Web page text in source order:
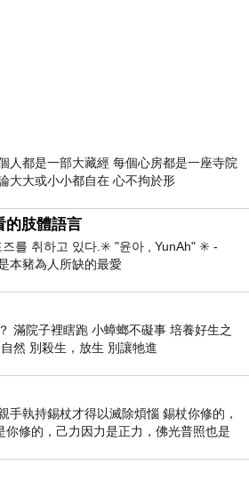
人都是一部大藏經 每個心房都是一座寺院
大大或小小都自在 心不拘於形
的肢體語言
를 취하고 있다.✳️ "윤아 , YunAh" ✳️ -
本豬為人所缺的最愛
滿院子裡瞎跑 小蟑螂不礙事 培養好生之
然 別殺生，放生 別讓牠進
手執持錫杖才得以滅除煩惱 錫杖你修的，
你修的，己力因力是正力，佛光普照也是